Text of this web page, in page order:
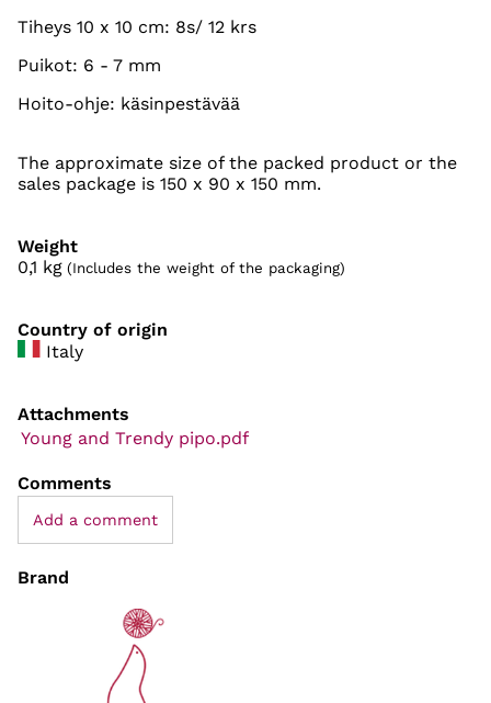
Tiheys 10 x 10 cm: 8s/ 12 krs
Puikot: 6 - 7 mm
Hoito-ohje: käsinpestävää
The approximate size of the packed product or the
sales package is 150 x 90 x 150 mm.
Weight
0,1 kg (Includes the weight of the packaging)
Country of origin
Italy
Attachments
Young and Trendy pipo.pdf
Comments
Add a comment
Brand